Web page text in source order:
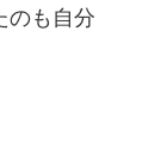
のも自分